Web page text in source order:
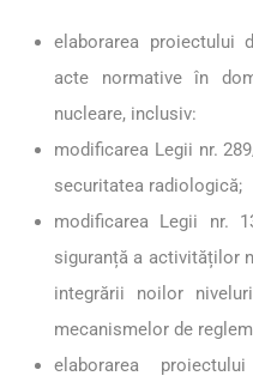
elaborarea proiectului
acte normative în
nucleare, inclusiv:
modificarea Legii nr.
securitatea radiologică;
modificarea Legii nr.
siguranță a activităților
integrării noilor
mecanismelor de
elaborarea